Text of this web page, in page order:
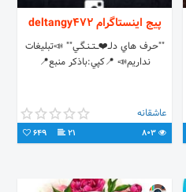
پیج اینستاگرام deltangy472
""حـرف هاي دلــ❤️ــــتـــنــگــي"" 📣تبليغات
نداريم📣 📍كپي:باذكر منبع📍
عاشقانه
21
649